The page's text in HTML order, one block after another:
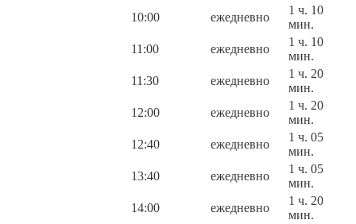
10:00 ежедневно
1 ч. 10
мин.
11:00
ежедневно
1 ч. 10
мин.
11:30
ежедневно
1 ч. 20
мин.
12:00
ежедневно
1 ч. 20
мин.
12:40
ежедневно
1 ч. 05
мин.
13:40
ежедневно
1 ч. 05
мин.
14:00
ежедневно
1 ч. 20
мин.